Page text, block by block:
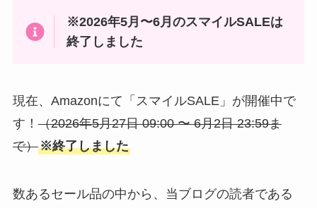
※2026年5月〜6月のスマイルSALEは
終了しました
現在、Amazonにて「スマイルSALE」が開催中で
す！ （2026年5月27日 09:00 〜 6月2日 23:59ま
で）※終了しました
数あるセール品の中から、当ブログの読者である